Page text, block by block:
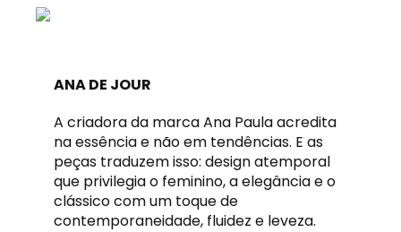
ANA DE JOUR
A criadora da marca Ana Paula acredita
na essência e não em tendências. E as
peças traduzem isso: design atemporal
que privilegia o feminino, a elegância e o
clássico com um toque de
contemporaneidade, fluidez e leveza.